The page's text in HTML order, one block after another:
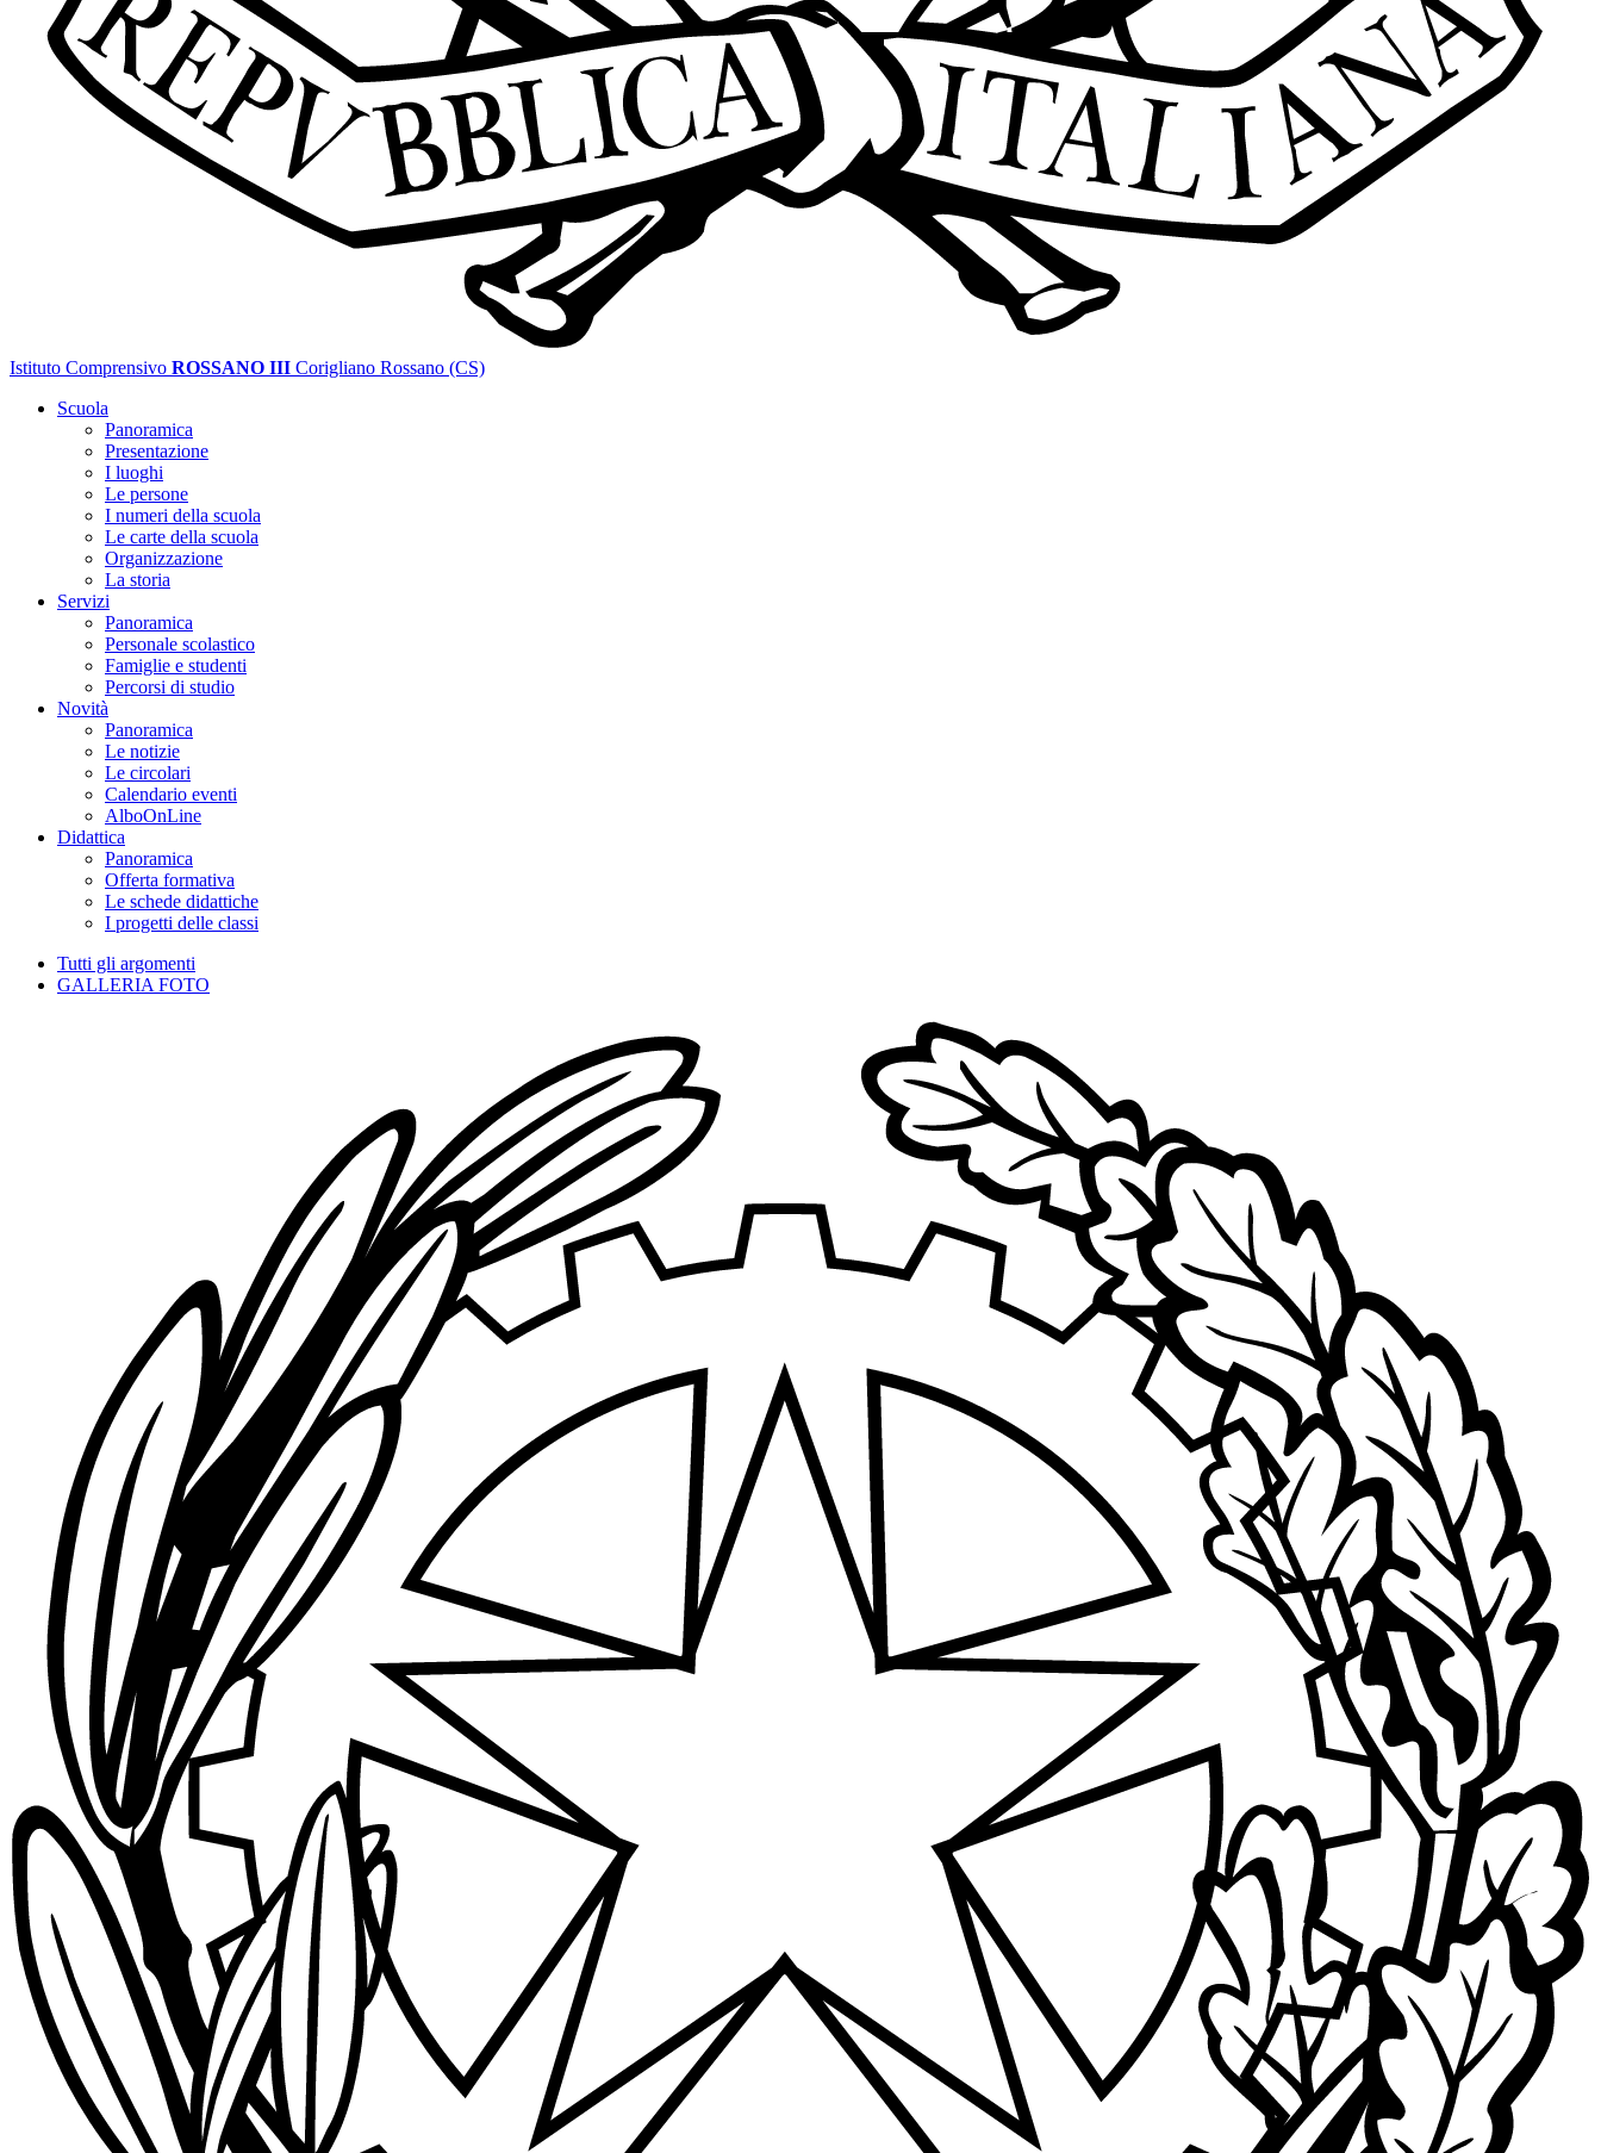
Istituto Comprensivo ROSSANO III Corigliano Rossano (CS)
Scuola
Panoramica
Presentazione
I luoghi
Le persone
I numeri della scuola
Le carte della scuola
Organizzazione
La storia
Servizi
Panoramica
Personale scolastico
Famiglie e studenti
Percorsi di studio
Novità
Panoramica
Le notizie
Le circolari
Calendario eventi
AlboOnLine
Didattica
Panoramica
Offerta formativa
Le schede didattiche
I progetti delle classi
Tutti gli argomenti
GALLERIA FOTO